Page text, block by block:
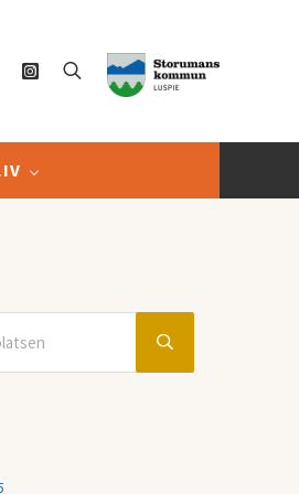
Sök
Submit search